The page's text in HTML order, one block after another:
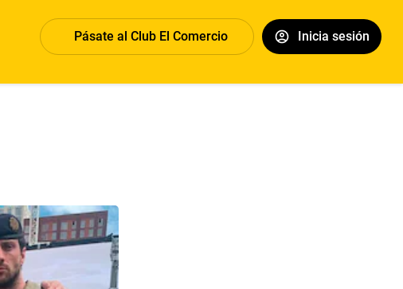
Pásate al Club El Comercio Inicia sesión